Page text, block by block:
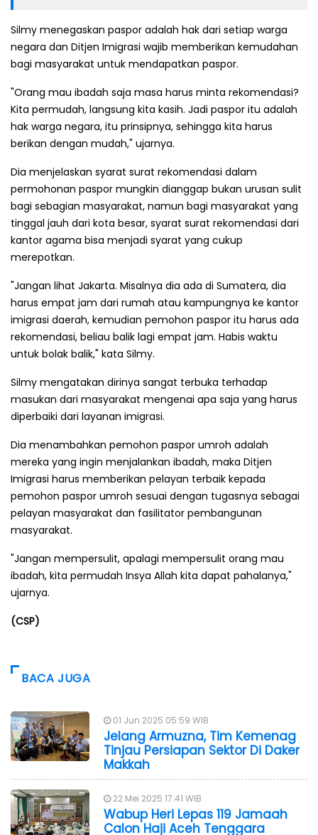
Silmy menegaskan paspor adalah hak dari setiap warga
negara dan Ditjen Imigrasi wajib memberikan kemudahan
bagi masyarakat untuk mendapatkan paspor.
"Orang mau ibadah saja masa harus minta rekomendasi?
Kita permudah, langsung kita kasih. Jadi paspor itu adalah
hak warga negara, itu prinsipnya, sehingga kita harus
berikan dengan mudah," ujarnya.
Dia menjelaskan syarat surat rekomendasi dalam
permohonan paspor mungkin dianggap bukan urusan sulit
bagi sebagian masyarakat, namun bagi masyarakat yang
tinggal jauh dari kota besar, syarat surat rekomendasi dari
kantor agama bisa menjadi syarat yang cukup
merepotkan.
"Jangan lihat Jakarta. Misalnya dia ada di Sumatera, dia
harus empat jam dari rumah atau kampungnya ke kantor
imigrasi daerah, kemudian pemohon paspor itu harus ada
rekomendasi, beliau balik lagi empat jam. Habis waktu
untuk bolak balik," kata Silmy.
Silmy mengatakan dirinya sangat terbuka terhadap
masukan dari masyarakat mengenai apa saja yang harus
diperbaiki dari layanan imigrasi.
Dia menambahkan pemohon paspor umroh adalah
mereka yang ingin menjalankan ibadah, maka Ditjen
Imigrasi harus memberikan pelayan terbaik kepada
pemohon paspor umroh sesuai dengan tugasnya sebagai
pelayan masyarakat dan fasilitator pembangunan
masyarakat.
"Jangan mempersulit, apalagi mempersulit orang mau
ibadah, kita permudah Insya Allah kita dapat pahalanya,"
ujarnya.
(CSP)
BACA JUGA
01 Jun 2025 05:59 WIB
Jelang Armuzna, Tim Kemenag
Tinjau Persiapan Sektor Di Daker
Makkah
22 Mei 2025 17:41 WIB
Wabup Heri Lepas 119 Jamaah
Calon Haji Aceh Tenggara